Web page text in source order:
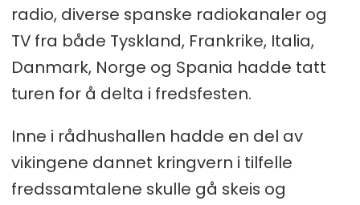
radio, diverse spanske radiokanaler og
TV fra både Tyskland, Frankrike, Italia,
Danmark, Norge og Spania hadde tatt
turen for å delta i fredsfesten.
Inne i rådhushallen hadde en del av
vikingene dannet kringvern i tilfelle
fredssamtalene skulle gå skeis og